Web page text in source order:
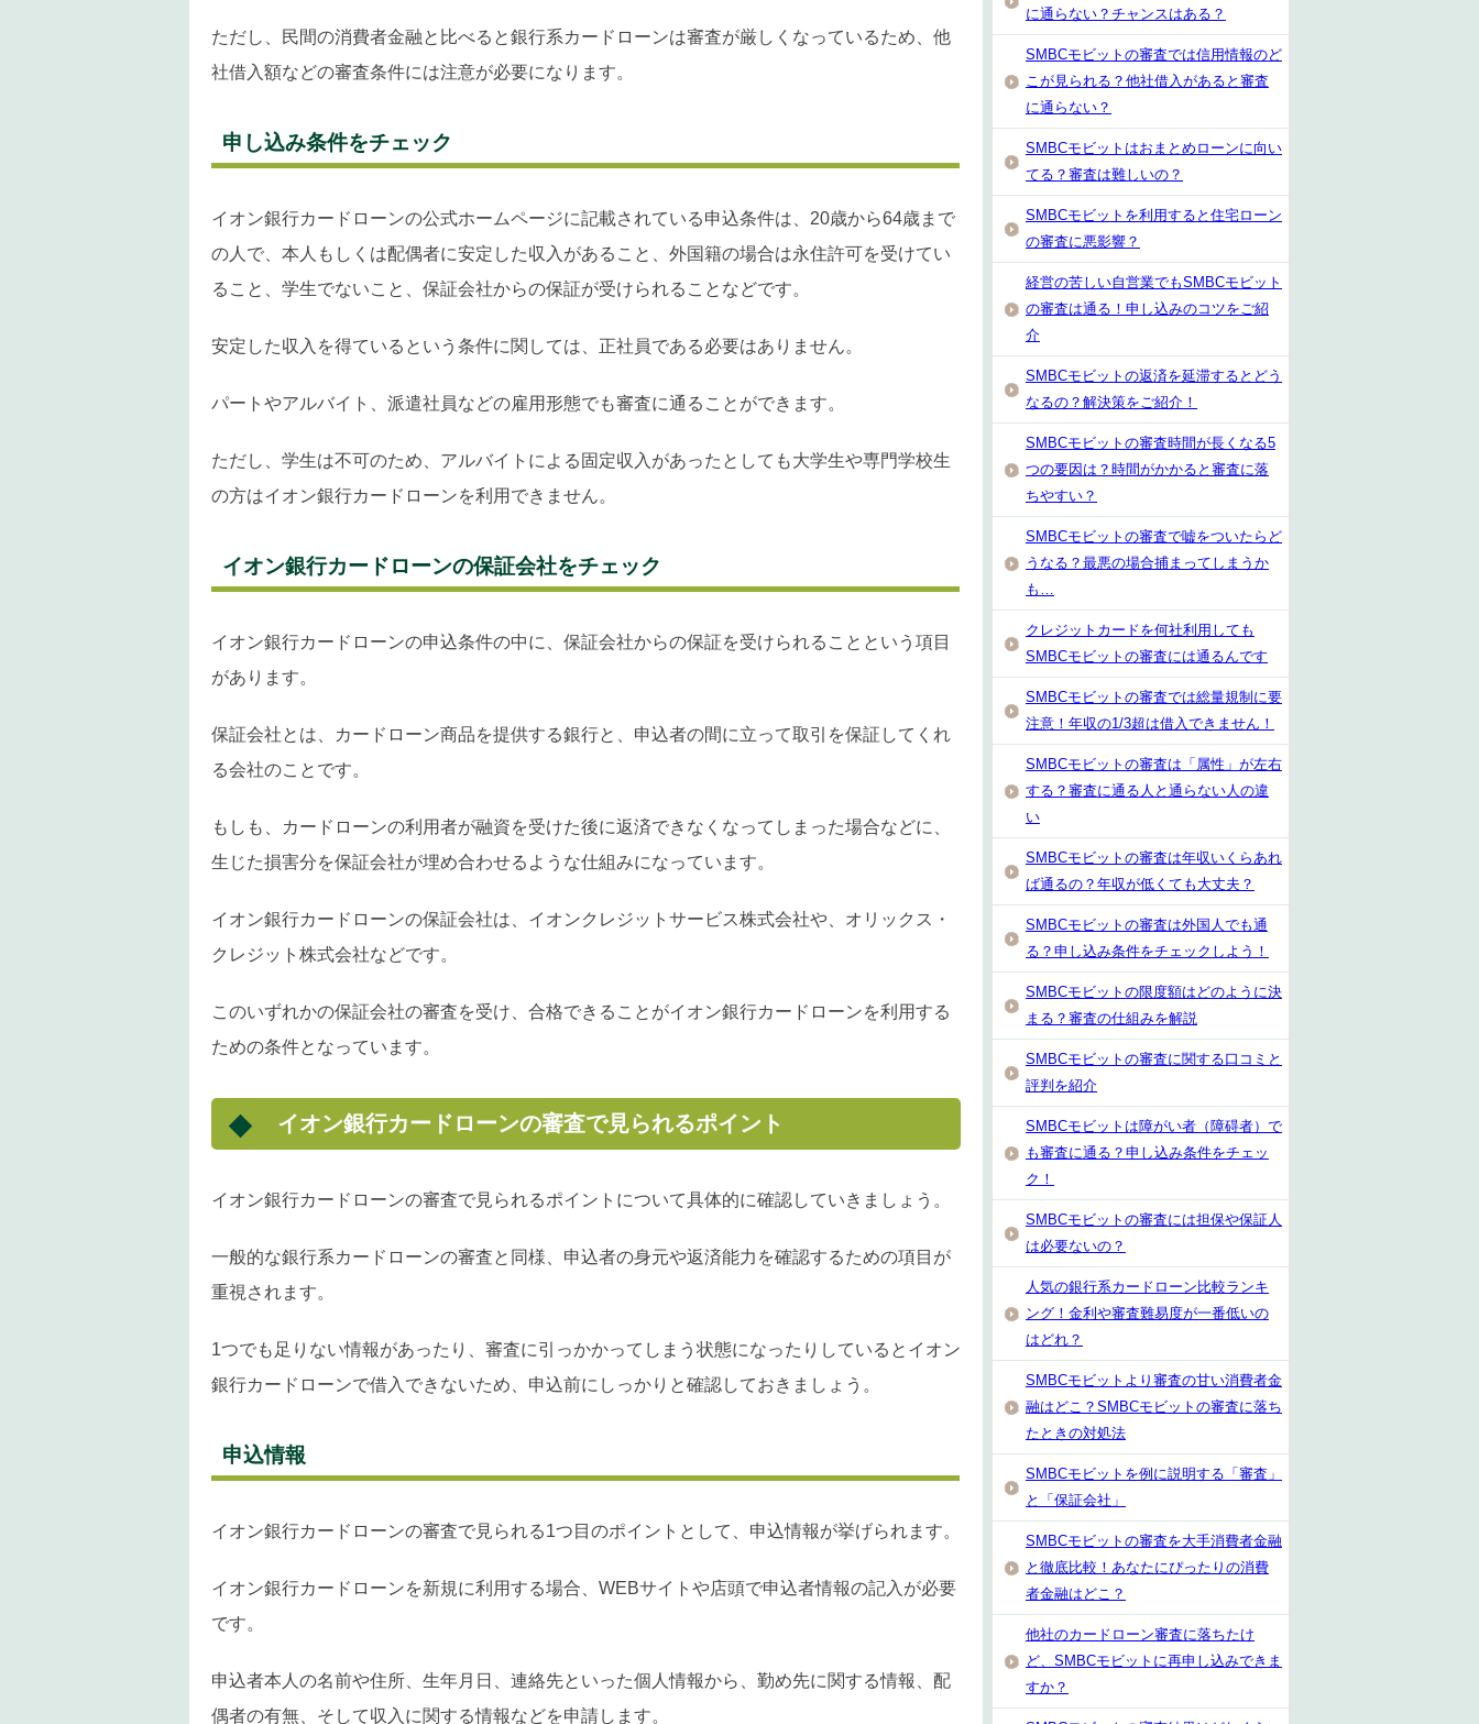
ただし、民間の消費者金融と比べると銀行系カードローンは審査が厳しくなっているため、他
社借入額などの審査条件には注意が必要になります。
申し込み条件をチェック
イオン銀行カードローンの公式ホームページに記載されている申込条件は、20歳から64歳まで
の人で、本人もしくは配偶者に安定した収入があること、外国籍の場合は永住許可を受けてい
ること、学生でないこと、保証会社からの保証が受けられることなどです。
安定した収入を得ているという条件に関しては、正社員である必要はありません。
パートやアルバイト、派遣社員などの雇用形態でも審査に通ることができます。
ただし、学生は不可のため、アルバイトによる固定収入があったとしても大学生や専門学校生
の方はイオン銀行カードローンを利用できません。
イオン銀行カードローンの保証会社をチェック
イオン銀行カードローンの申込条件の中に、保証会社からの保証を受けられることという項目
があります。
保証会社とは、カードローン商品を提供する銀行と、申込者の間に立って取引を保証してくれ
る会社のことです。
もしも、カードローンの利用者が融資を受けた後に返済できなくなってしまった場合などに、
生じた損害分を保証会社が埋め合わせるような仕組みになっています。
イオン銀行カードローンの保証会社は、イオンクレジットサービス株式会社や、オリックス・
クレジット株式会社などです。
このいずれかの保証会社の審査を受け、合格できることがイオン銀行カードローンを利用する
ための条件となっています。
イオン銀行カードローンの審査で見られるポイント
イオン銀行カードローンの審査で見られるポイントについて具体的に確認していきましょう。
一般的な銀行系カードローンの審査と同様、申込者の身元や返済能力を確認するための項目が
重視されます。
1つでも足りない情報があったり、審査に引っかかってしまう状態になったりしているとイオン
銀行カードローンで借入できないため、申込前にしっかりと確認しておきましょう。
申込情報
イオン銀行カードローンの審査で見られる1つ目のポイントとして、申込情報が挙げられます。
イオン銀行カードローンを新規に利用する場合、WEBサイトや店頭で申込者情報の記入が必要
です。
申込者本人の名前や住所、生年月日、連絡先といった個人情報から、勤め先に関する情報、配
偶者の有無、そして収入に関する情報などを申請します。
に通らない？チャンスはある？
SMBCモビットの審査では信用情報のど
こが見られる？他社借入があると審査
に通らない？
SMBCモビットはおまとめローンに向い
てる？審査は難しいの？
SMBCモビットを利用すると住宅ローン
の審査に悪影響？
経営の苦しい自営業でもSMBCモビット
の審査は通る！申し込みのコツをご紹
介
SMBCモビットの返済を延滞するとどう
なるの？解決策をご紹介！
SMBCモビットの審査時間が長くなる5
つの要因は？時間がかかると審査に落
ちやすい？
SMBCモビットの審査で嘘をついたらど
うなる？最悪の場合捕まってしまうか
も…
クレジットカードを何社利用しても
SMBCモビットの審査には通るんです
SMBCモビットの審査では総量規制に要
注意！年収の1/3超は借入できません！
SMBCモビットの審査は「属性」が左右
する？審査に通る人と通らない人の違
い
SMBCモビットの審査は年収いくらあれ
ば通るの？年収が低くても大丈夫？
SMBCモビットの審査は外国人でも通
る？申し込み条件をチェックしよう！
SMBCモビットの限度額はどのように決
まる？審査の仕組みを解説
SMBCモビットの審査に関する口コミと
評判を紹介
SMBCモビットは障がい者（障碍者）で
も審査に通る？申し込み条件をチェッ
ク！
SMBCモビットの審査には担保や保証人
は必要ないの？
人気の銀行系カードローン比較ランキ
ング！金利や審査難易度が一番低いの
はどれ？
SMBCモビットより審査の甘い消費者金
融はどこ？SMBCモビットの審査に落ち
たときの対処法
SMBCモビットを例に説明する「審査」
と「保証会社」
SMBCモビットの審査を大手消費者金融
と徹底比較！あなたにぴったりの消費
者金融はどこ？
他社のカードローン審査に落ちたけ
ど、SMBCモビットに再申し込みできま
すか？